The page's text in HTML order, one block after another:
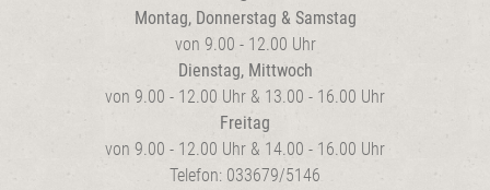
Montag, Donnerstag & Samstag
von 9.00 - 12.00 Uhr
Dienstag, Mittwoch
von 9.00 - 12.00 Uhr & 13.00 - 16.00 Uhr
Freitag
von 9.00 - 12.00 Uhr & 14.00 - 16.00 Uhr
Telefon: 033679/5146